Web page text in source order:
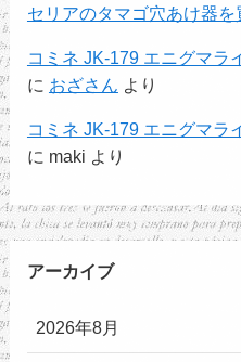
セリアのタマゴ穴あけ器を
コミネ JK-179 エニグマラ
に おざさん より
コミネ JK-179 エニグマラ
に maki より
アーカイブ
2026年8月